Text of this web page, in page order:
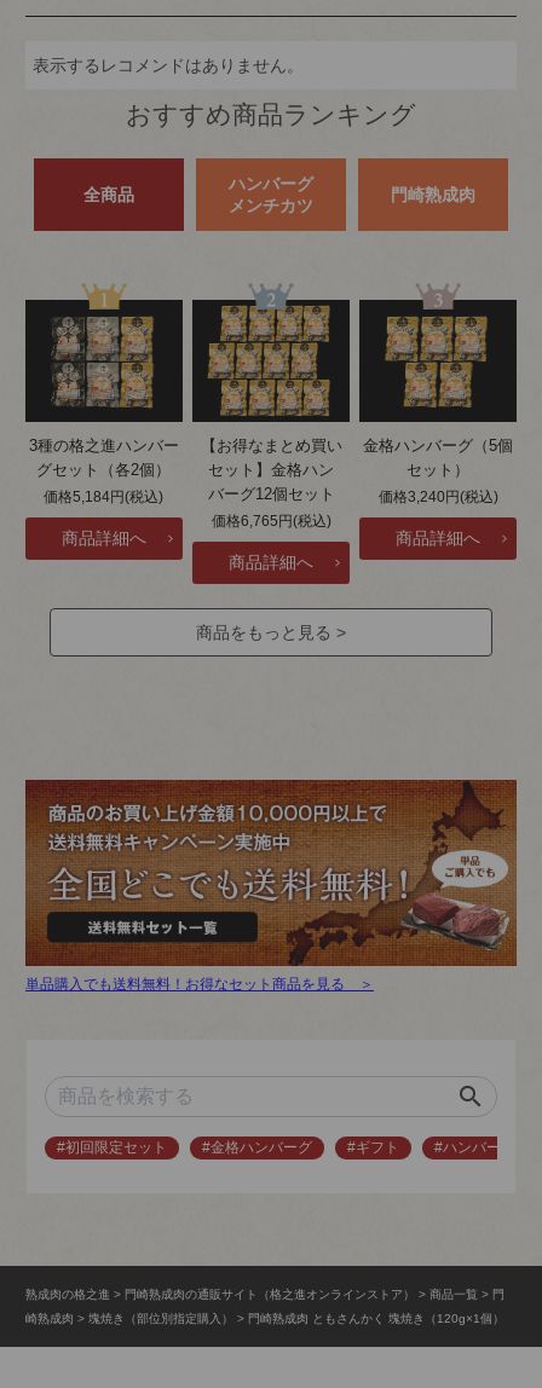
表示するレコメンドはありません。
おすすめ商品ランキング
全商品
ハンバーグ
メンチカツ
門崎熟成肉
3種の格之進ハンバー
グセット（各2個）
価格5,184円(税込)
【お得なまとめ買い
セット】金格ハン
バーグ12個セット
価格6,765円(税込)
金格ハンバーグ（5個
セット）
価格3,240円(税込)
商品をもっと見る >
単品購入でも送料無料！お得なセット商品を見る ＞
search
#初回限定セット #金格ハンバーグ #ギフト #ハンバーグ
熟成肉の格之進 門崎熟成肉の通販サイト（格之進オンラインストア） 商品一覧
門
崎熟成肉
塊焼き（部位別指定購入） 門崎熟成肉 ともさんかく 塊焼き（120g×1個）